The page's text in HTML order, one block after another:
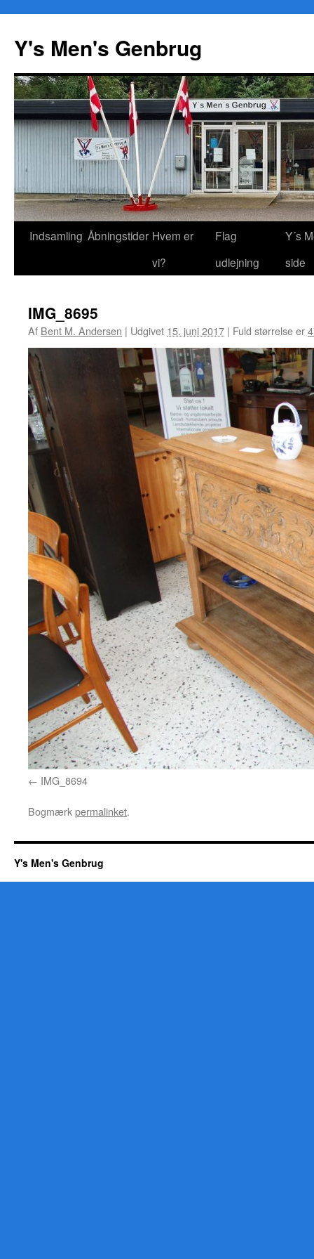
Y's Men's Genbrug
Hop
Indsamling Åbningstider Hvem er
vi?
Flag
udlejning
Y´s
side
IMG_8695
Af Bent M. Andersen | Udgivet 15. juni 2017 | Fuld størrelse er
IMG_8694
Bogmærkpermalinket.
Y's Men's Genbrug